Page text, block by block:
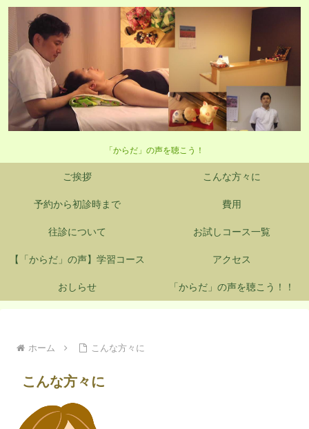
「からだ」の声を聴こう！
ご挨拶 こんな方々に
予約から初診時まで 費用
往診について お試しコース一覧
【「からだ」の声】学習コース アクセス
おしらせ 「からだ」の声を聴こう！！
ホーム こんな方々に
こんな方々に